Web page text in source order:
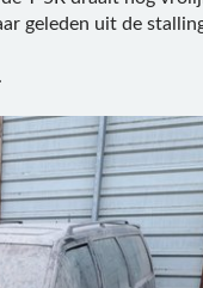
geleden uit de